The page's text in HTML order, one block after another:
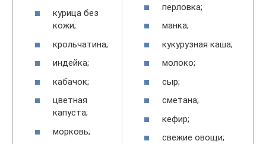
курица без
кожи;
крольчатина;
индейка;
кабачок;
цветная
капуста;
морковь;
перловка;
манка;
кукурузная каша;
молоко;
сыр;
сметана;
кефир;
свежие овощи;